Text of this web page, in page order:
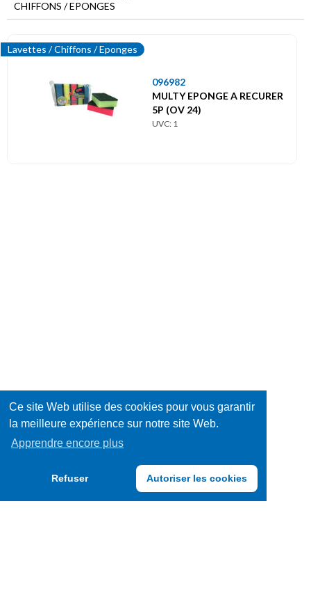
Ce site Web utilise des cookies pour vous garantir
la meilleure expérience sur notre site Web.
Apprendre encore plus
Refuser Autoriser les cookies
Entretien
Ménage
nettoyage
CHIFFONS / EPONGES
Lavettes / Chiffons / Eponges
096982
MULTY EPONGE A RECURER
5P (OV 24)
UVC: 1